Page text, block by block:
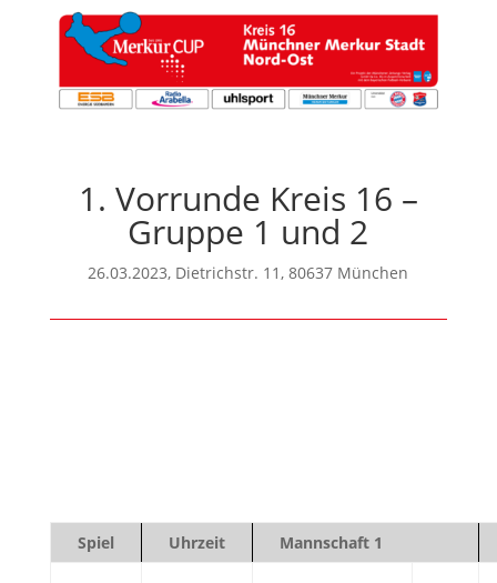
1. Vorrunde Kreis 16 –
Gruppe 1 und 2
26.03.2023, Dietrichstr. 11, 80637 München
Spiel Uhrzeit Mannschaft 1